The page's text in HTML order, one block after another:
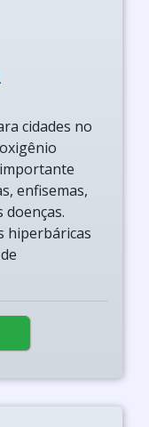
cidades no
enfisemas,
hiperbáricas